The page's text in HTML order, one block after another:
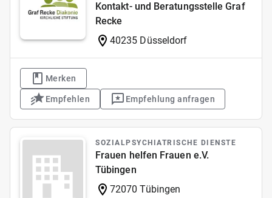
Kontakt- und Beratungsstelle Graf
Recke
40235 Düsseldorf
Merken
Empfehlen Empfehlung anfragen
SOZIALPSYCHIATRISCHE DIENSTE
Frauen helfen Frauen e.V.
Tübingen
72070 Tübingen